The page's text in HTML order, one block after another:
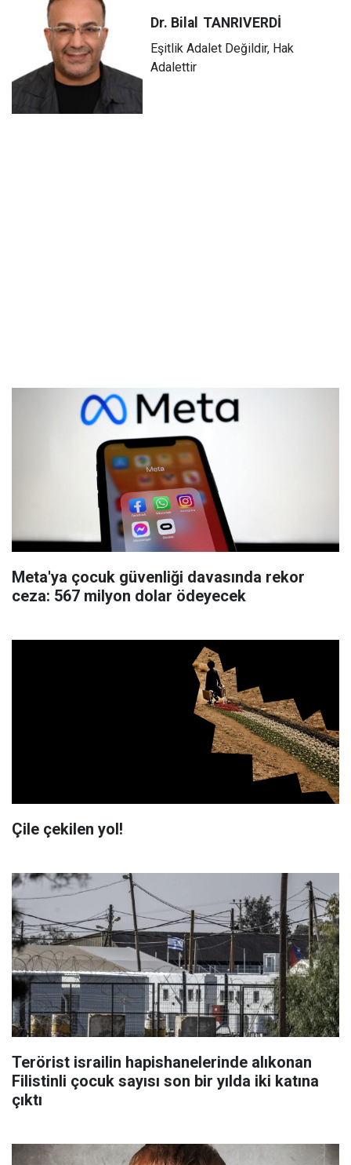
Dr. Bilal TANRIVERDİ
Eşitlik Adalet Değildir, Hak
Adalettir
Meta'ya çocuk güvenliği davasında rekor
ceza: 567 milyon dolar ödeyecek
Çile çekilen yol!
Terörist israilin hapishanelerinde alıkonan
Filistinli çocuk sayısı son bir yılda iki katına
çıktı